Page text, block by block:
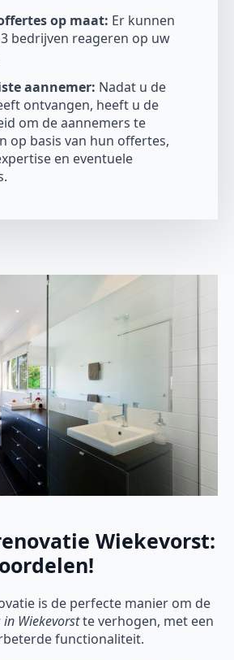
op maat: Er kunnen
bedrijven reageren op uw
aannemer: Nadat u de
ontvangen, heeft u de
om de aannemers te
op basis van hun offertes,
en eventuele
Wiekevorst:
is de perfecte manier om de
Wiekevorstte verhogen, met een
functionaliteit.